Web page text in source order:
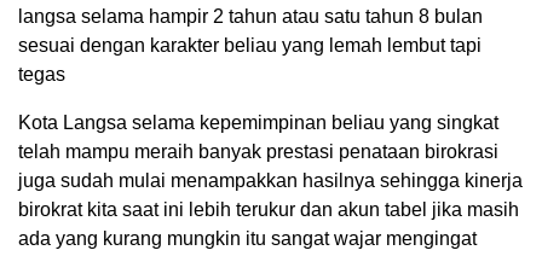
langsa selama hampir 2 tahun atau satu tahun 8 bulan
sesuai dengan karakter beliau yang lemah lembut tapi
tegas
Kota Langsa selama kepemimpinan beliau yang singkat
telah mampu meraih banyak prestasi penataan birokrasi
juga sudah mulai menampakkan hasilnya sehingga kinerja
birokrat kita saat ini lebih terukur dan akun tabel jika masih
ada yang kurang mungkin itu sangat wajar mengingat